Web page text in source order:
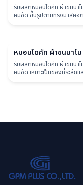
รับผลิตหมอนไดคัท ผ้าขนนา
คมชัด ขึ้นรูปตามทรงมาสคอต
หมอน
หมอนไดคัท ผ้าขนนาโน
รับผลิตหมอนไดคัท ผ้าขนนา
คมชัด เหมาะเป็นของที่ระลึก